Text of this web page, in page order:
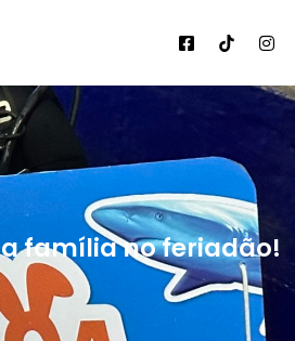
família no feriadão!